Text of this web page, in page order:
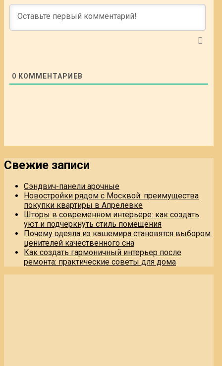
0 КОММЕНТАРИЕВ
Свежие записи
Сэндвич-панели арочные
Новостройки рядом с Москвой: преимущества
покупки квартиры в Апрелевке
Шторы в современном интерьере: как создать
уют и подчеркнуть стиль помещения
Почему одеяла из кашемира становятся выбором
ценителей качественного сна
Как создать гармоничный интерьер после
ремонта: практические советы для дома